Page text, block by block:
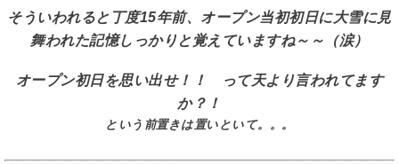
そういわれると丁度15年前、オープン当初初日に大雪に見
舞われた記憶しっかりと覚えていますね～～（涙）
オープン初日を思い出せ！！ って天より言われてます
か？！
という前置きは置いといて。。。